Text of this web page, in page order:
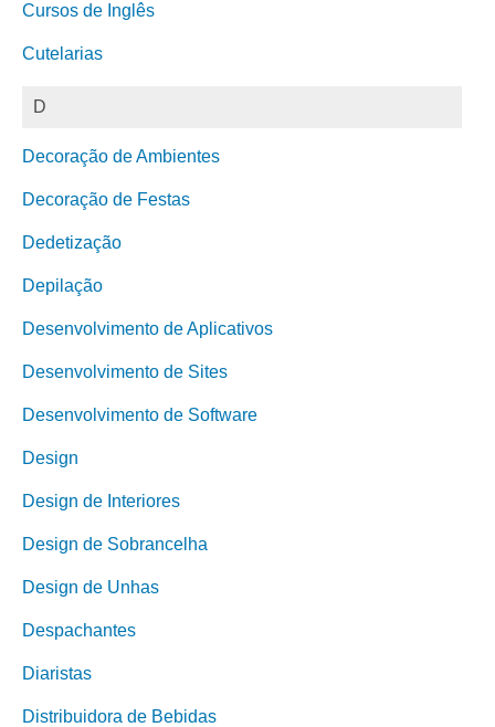
Cursos de Inglês
Cutelarias
D
Decoração de Ambientes
Decoração de Festas
Dedetização
Depilação
Desenvolvimento de Aplicativos
Desenvolvimento de Sites
Desenvolvimento de Software
Design
Design de Interiores
Design de Sobrancelha
Design de Unhas
Despachantes
Diaristas
Distribuidora de Bebidas